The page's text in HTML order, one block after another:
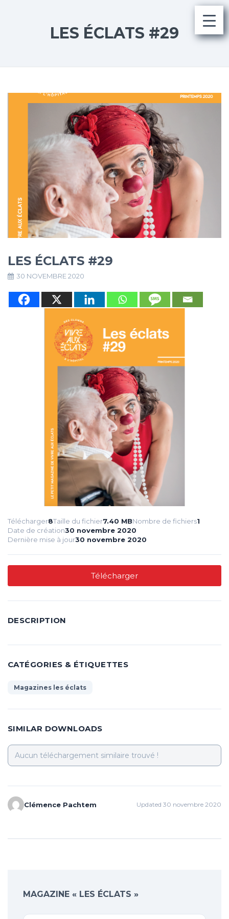
LES ÉCLATS #29
LES ÉCLATS #29
30 NOVEMBRE 2020
Télécharger8Taille du fichier7.40 MBNombre de fichiers1
Date de création30 novembre 2020
Dernière mise à jour30 novembre 2020
Télécharger
DESCRIPTION
CATÉGORIES & ÉTIQUETTES
Magazines les éclats
SIMILAR DOWNLOADS
Aucun téléchargement similaire trouvé !
Clémence Pachtem Updated 30 novembre 2020
MAGAZINE « LES ÉCLATS »